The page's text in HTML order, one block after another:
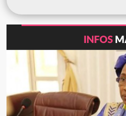
INFOS